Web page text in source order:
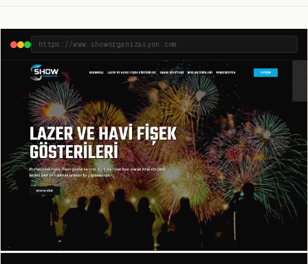
https://www.showorganizasyon.com